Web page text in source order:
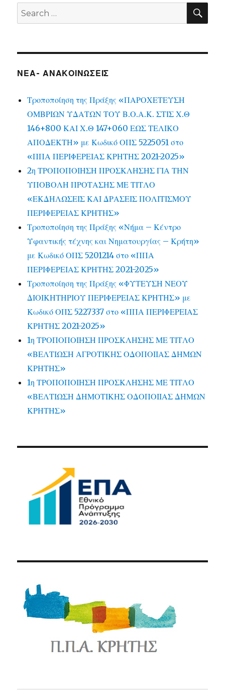
Search
for:
ΝΕΑ- ΑΝΑΚΟΙΝΩΣΕΙΣ
Τροποποίηση της Πράξης «ΠΑΡΟΧΕΤΕΥΣΗ
ΟΜΒΡΙΩΝ ΥΔΑΤΩΝ ΤΟΥ Β.Ο.Α.Κ. ΣΤΙΣ Χ.Θ
146+800 ΚΑΙ Χ.Θ 147+060 ΕΩΣ ΤΕΛΙΚΟ
ΑΠΟΔΕΚΤΗ» με Κωδικό ΟΠΣ 5225051 στο
«ΠΠΑ ΠΕΡΙΦΕΡΕΙΑΣ ΚΡΗΤΗΣ 2021-2025»
2η ΤΡΟΠΟΠΟΙΗΣΗ ΠΡΟΣΚΛΗΣΗΣ ΓΙΑ ΤΗΝ
ΥΠΟΒΟΛΗ ΠΡΟΤΑΣΗΣ ΜΕ ΤΙΤΛΟ
«ΕΚΔΗΛΩΣΕΙΣ ΚΑΙ ΔΡΑΣΕΙΣ ΠΟΛΙΤΙΣΜΟΥ
ΠΕΡΙΦΕΡΕΙΑΣ ΚΡΗΤΗΣ»
Τροποποίηση της Πράξης «Νήμα – Κέντρο
Υφαντικής τέχνης και Νηματουργίας – Κρήτη»
με Κωδικό ΟΠΣ 5201214 στο «ΠΠΑ
ΠΕΡΙΦΕΡΕΙΑΣ ΚΡΗΤΗΣ 2021-2025»
Τροποποίηση της Πράξης «ΦΥΤΕΥΣΗ ΝΕΟΥ
ΔΙΟΙΚΗΤΗΡΙΟΥ ΠΕΡΙΦΕΡΕΙΑΣ ΚΡΗΤΗΣ» με
Κωδικό ΟΠΣ 5227337 στο «ΠΠΑ ΠΕΡΙΦΕΡΕΙΑΣ
ΚΡΗΤΗΣ 2021-2025»
1η ΤΡΟΠΟΠΟΙΗΣΗ ΠΡΟΣΚΛΗΣΗΣ ΜΕ ΤΙΤΛΟ
«ΒΕΛΤΙΩΣΗ ΑΓΡΟΤΙΚΗΣ ΟΔΟΠΟΙΙΑΣ ΔΗΜΩΝ
ΚΡΗΤΗΣ»
1η ΤΡΟΠΟΠΟΙΗΣΗ ΠΡΟΣΚΛΗΣΗΣ ΜΕ ΤΙΤΛΟ
«ΒΕΛΤΙΩΣΗ ΔΗΜΟΤΙΚΗΣ ΟΔΟΠΟΙΙΑΣ ΔΗΜΩΝ
ΚΡΗΤΗΣ»